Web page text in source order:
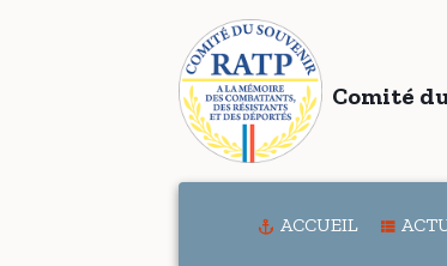
Comité
ACCUEIL